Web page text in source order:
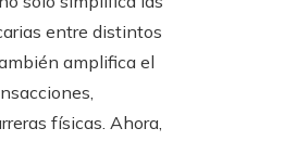
entre distintos
amplifica el
físicas. Ahora,